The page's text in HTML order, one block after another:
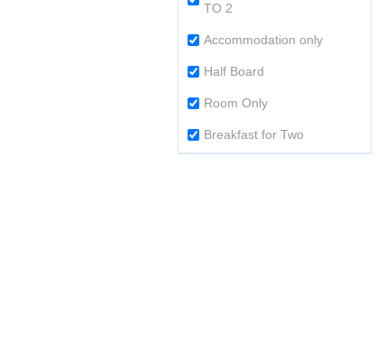
TO 2
Accommodation only
Half Board
Room Only
Breakfast for Two